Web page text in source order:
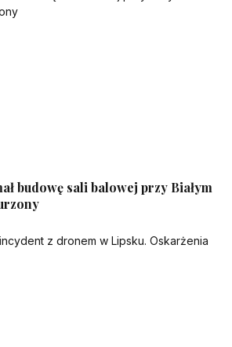
budowę sali balowej przy Białym